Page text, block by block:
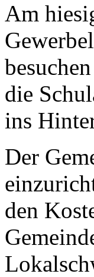
Am
die
ins
Der
den